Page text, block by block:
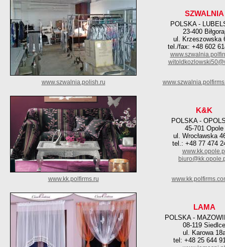
SZWALNIA
POLSKA -
23-400
ul. Krzeszowska
tel./fax: +48 602
www.szwalnia.polish.ru
K&K
POLSKA -
45-701 Opole
ul. Wrocławska
tel.: +48 77 474
www.kk.polfirms.ru
LAMA
POLSKA -
08-119 Siedlce
ul. Karowa
tel: +48 25 644